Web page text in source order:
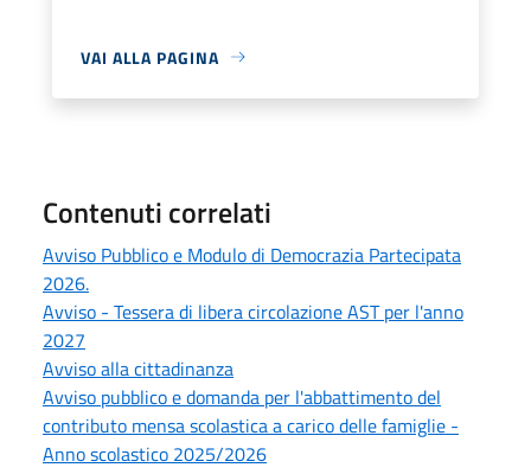
VAI ALLA PAGINA
Contenuti correlati
Avviso Pubblico e Modulo di Democrazia Partecipata
2026.
Avviso - Tessera di libera circolazione AST per l'anno
2027
Avviso alla cittadinanza
Avviso pubblico e domanda per l'abbattimento del
contributo mensa scolastica a carico delle famiglie -
Anno scolastico 2025/2026